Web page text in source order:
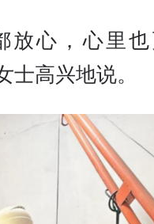
放心，心里
士高兴地说。